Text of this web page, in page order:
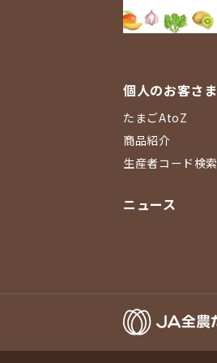
個人のお客さま
たまごAtoZ
商品紹介
生産者コード検索
ニュース